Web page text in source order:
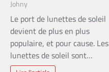
Johny
Le port de lunettes de soleil
devient de plus en plus
populaire, et pour cause. Les
lunettes de soleil sont…